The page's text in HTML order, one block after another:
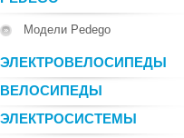
Модели Pedego
ЭЛЕКТРОВЕЛОСИПЕДЫ
ВЕЛОСИПЕДЫ
ЭЛЕКТРОСИСТЕМЫ